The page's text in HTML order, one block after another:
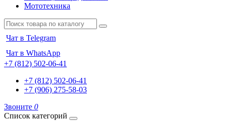
Мототехника
Чат в Telegram
Чат в WhatsApp
+7 (812) 502-06-41
+7 (812) 502-06-41
+7 (906) 275-58-03
Звоните 0
Список категорий